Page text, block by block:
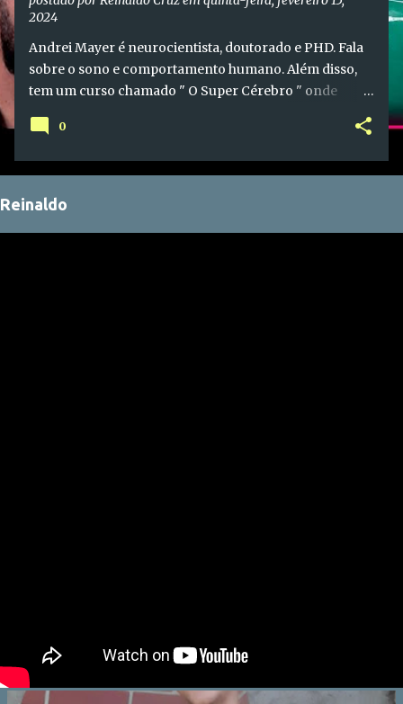
2024
Andrei Mayer é neurocientista, doutorado e PHD. Fala
sobre o sono e comportamento humano. Além disso,
tem um curso chamado " O Super Cérebro " onde
0
Reinaldo